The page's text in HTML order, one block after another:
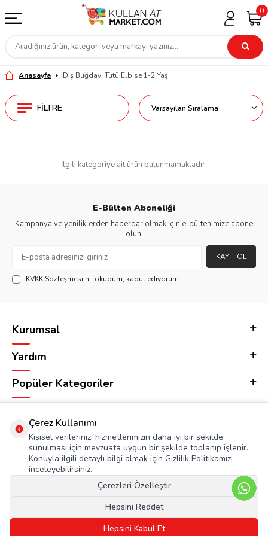
0
Anasayfa Diş Buğdayı Tütü Elbise 1-2 Yaş
FILTRE
İlgili kategoriye ait ürün bulunmamaktadır.
E-Bülten Aboneliği
Kampanya ve yeniliklerden haberdar olmak için e-bültenimize abone
olun!
KAYIT OL
KVKK Sözleşmesi'ni, okudum, kabul ediyorum.
Kurumsal
Yardım
Popüler Kategoriler
Çerez Kullanımı
Kişisel verileriniz, hizmetlerimizin daha iyi bir şekilde
sunulması için mevzuata uygun bir şekilde toplanıp işlenir.
Konuyla ilgili detaylı bilgi almak için Gizlilik Politikamızı
inceleyebilirsiniz.
Çerezleri Özelleştir
Hepsini Reddet
Hepsini Kabul Et